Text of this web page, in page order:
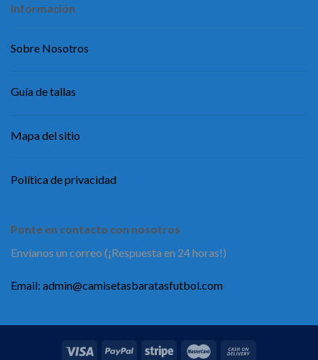
Información
Sobre Nosotros
Guía de tallas
Mapa del sitio
Política de privacidad
Ponte en contacto con nosotros
Envíanos un correo (¡Respuesta en 24 horas!)
Email: admin@camisetasbaratasfutbol.com